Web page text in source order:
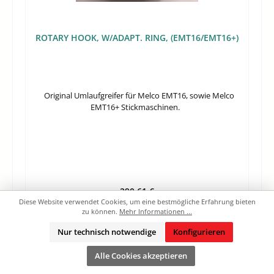
ROTARY HOOK, W/ADAPT. RING, (EMT16/EMT16+)
Original Umlaufgreifer für Melco EMT16, sowie Melco
EMT16+ Stickmaschinen.
Regulärer Preis:
290,61 €
Preise exkl. MwSt. zzgl. Versandkosten
In den Warenkorb
Diese Website verwendet Cookies, um eine bestmögliche Erfahrung bieten
zu können. Mehr Informationen ...
Nur technisch notwendige Konfigurieren
Alle Cookies akzeptieren